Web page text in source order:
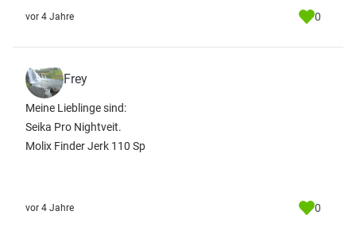
vor 4 Jahre 0
Frey
Meine Lieblinge sind:
Seika Pro Nightveit.
Molix Finder Jerk 110 Sp
vor 4 Jahre 0